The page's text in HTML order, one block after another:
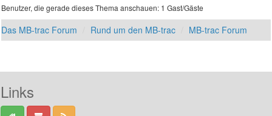
Benutzer, die gerade dieses Thema anschauen: 1 Gast/Gäste
Das MB-trac Forum Rund um den MB-trac MB-trac Forum
Links